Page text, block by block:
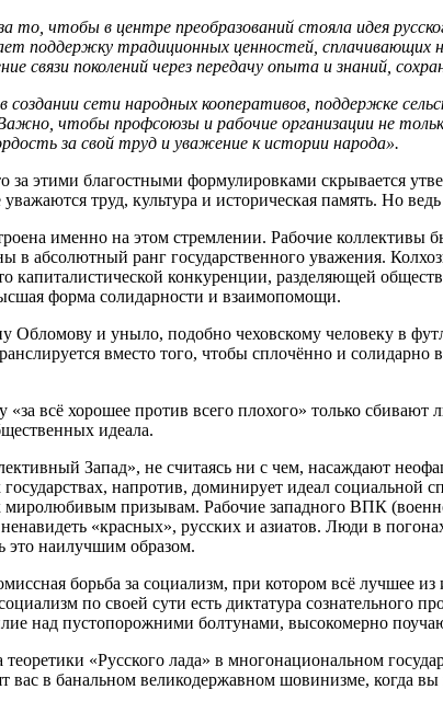
то, чтобы в центре преобразований стояла идея
поддержку традиционных ценностей,
связи поколений через передачу опыта и знаний,
сети народных кооперативов, поддержке
чтобы профсоюзы и рабочие организации не
за свой труд и уважение к истории народа».
этими благостными формулировками скрывается
труд, культура и историческая память. Но
именно на этом стремлении. Рабочие коллективы
в абсолютный ранг государственного уважения.
капиталистической конкуренции, разделяющей
форма солидарности и взаимопомощи.
Обломову и уныло, подобно чеховскому человеку в
вместо того, чтобы сплочённо и
«за всё хорошее против всего плохого» только
идеала.
Запад», не считаясь ни с чем, насаждают
напротив, доминирует идеал социальной
миролюбивым призывам. Рабочие западного ВПК
«красных», русских и азиатов. Люди в
это наилучшим образом.
борьба за социализм, при котором всё лучшее
по своей сути есть диктатура сознательного
над пустопорожними болтунами, высокомерно
«Русского лада» в многонациональном
вас в банальном великодержавном шовинизме, когда